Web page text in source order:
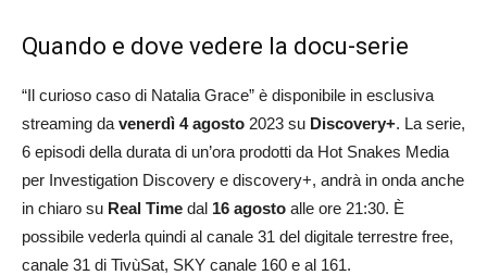
Quando e dove vedere la docu-serie
“Il curioso caso di Natalia Grace” è disponibile in esclusiva
streaming da venerdì 4 agosto 2023 su Discovery+. La serie,
6 episodi della durata di un’ora prodotti da Hot Snakes Media
per Investigation Discovery e discovery+, andrà in onda anche
in chiaro su Real Time dal 16 agosto alle ore 21:30. È
possibile vederla quindi al canale 31 del digitale terrestre free,
canale 31 di TivùSat, SKY canale 160 e al 161.